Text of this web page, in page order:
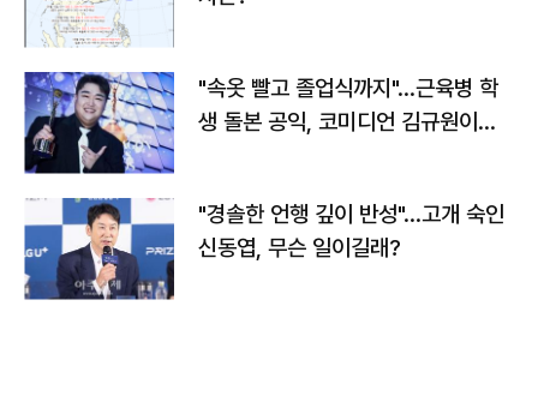
"속옷 빨고 졸업식까지"…근육병 학
생 돌본 공익, 코미디언 김규원이었
"경솔한 언행 깊이 반성"…고개 숙인
신동엽, 무슨 일이길래?